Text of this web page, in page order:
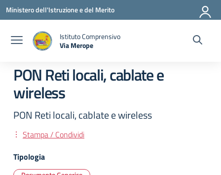
Vai ai contenuti
Vai al menu di navigazione
Vai al footer
Ministero dell'Istruzione e del Merito
Istituto Comprensivo
Via Merope
PON Reti locali, cablate e
wireless
PON Reti locali, cablate e wireless
Stampa / Condividi
Tipologia